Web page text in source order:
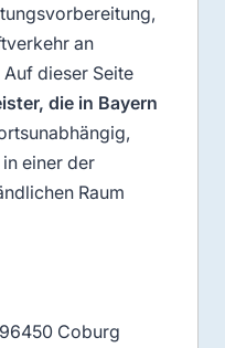
an
dieser Seite
die in Bayern
einer der
Raum
Coburg